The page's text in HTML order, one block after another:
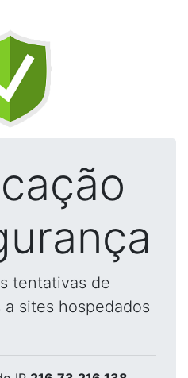
tentativas de
sites hospedados